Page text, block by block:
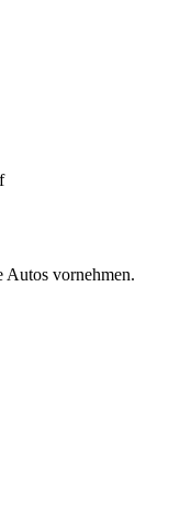
Autos vornehmen.